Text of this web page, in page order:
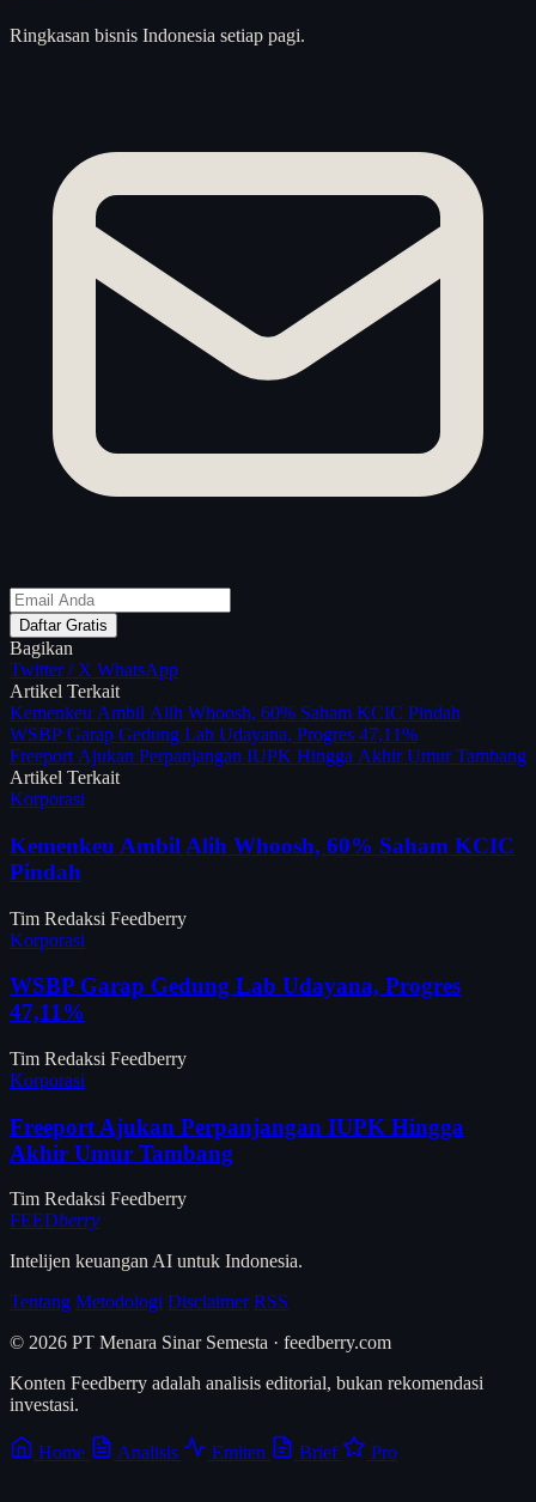
Ringkasan bisnis Indonesia setiap pagi.
Daftar Gratis
Bagikan
Twitter / X WhatsApp
Artikel Terkait
Kemenkeu Ambil Alih Whoosh, 60% Saham KCIC Pindah
WSBP Garap Gedung Lab Udayana, Progres 47,11%
Freeport Ajukan Perpanjangan IUPK Hingga Akhir Umur Tambang
Artikel Terkait
Korporasi
Kemenkeu Ambil Alih Whoosh, 60% Saham KCIC
Pindah
Tim Redaksi Feedberry
Korporasi
WSBP Garap Gedung Lab Udayana, Progres
47,11%
Tim Redaksi Feedberry
Korporasi
Freeport Ajukan Perpanjangan IUPK Hingga
Akhir Umur Tambang
Tim Redaksi Feedberry
FEEDberry
Intelijen keuangan AI untuk Indonesia.
Tentang Metodologi Disclaimer RSS
© 2026 PT Menara Sinar Semesta · feedberry.com
Konten Feedberry adalah analisis editorial, bukan rekomendasi
investasi.
Home Analisis Emiten Brief Pro